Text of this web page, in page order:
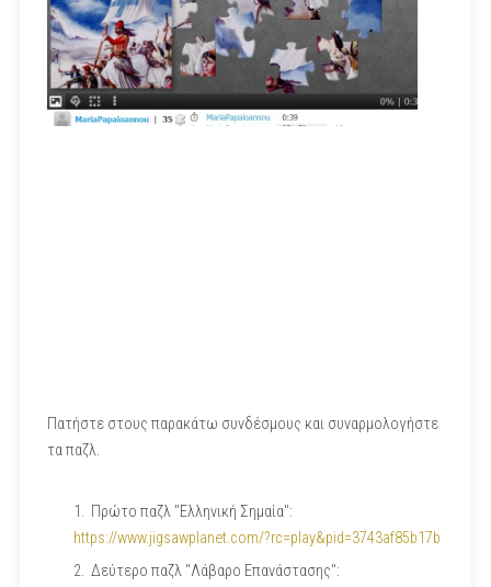
Πατήστε στους παρακάτω συνδέσμους και συναρμολογήστε
τα παζλ.
Πρώτο παζλ "Ελληνική Σημαία":
https://www.jigsawplanet.com/?rc=play&pid=3743af85b17b
Δεύτερο παζλ "Λάβαρο Επανάστασης":